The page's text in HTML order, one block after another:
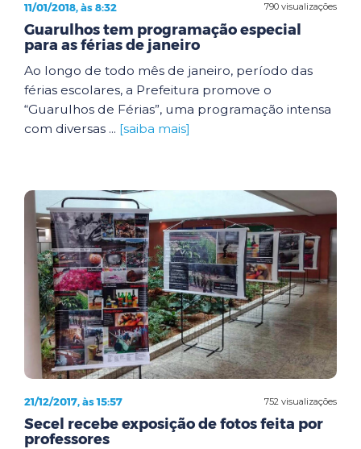
790 visualizações
11/01/2018, às 8:32
Guarulhos tem programação especial
para as férias de janeiro
Ao longo de todo mês de janeiro, período das
férias escolares, a Prefeitura promove o
“Guarulhos de Férias”, uma programação intensa
com diversas ... [saiba mais]
752 visualizações
21/12/2017, às 15:57
Secel recebe exposição de fotos feita por
professores